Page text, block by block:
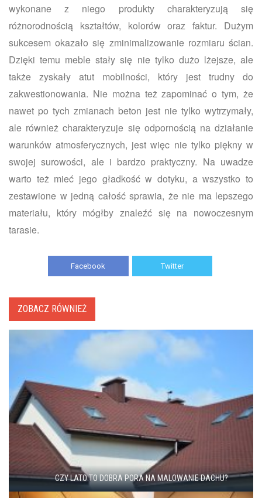
wykonane z niego produkty charakteryzują się
różnorodnością kształtów, kolorów oraz faktur. Dużym
sukcesem okazało się zminimalizowanie rozmiaru ścian.
Dzięki temu meble stały się nie tylko dużo lżejsze, ale
także zyskały atut mobilności, który jest trudny do
zakwestionowania. Nie można też zapominać o tym, że
nawet po tych zmianach beton jest nie tylko wytrzymały,
ale również charakteryzuje się odpornością na działanie
warunków atmosferycznych, jest więc nie tylko piękny w
swojej surowości, ale i bardzo praktyczny. Na uwadze
warto też mieć jego gładkość w dotyku, a wszystko to
zestawione w jedną całość sprawia, że nie ma lepszego
materiału, który mógłby znaleźć się na nowoczesnym
tarasie.
Facebook Twitter
ZOBACZ RÓWNIEŻ
CZY LATO TO DOBRA PORA NA MALOWANIE DACHU?